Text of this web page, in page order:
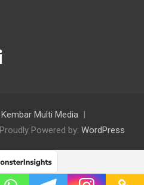
Kembar Multi Media
Proudly Powered by: WordPress